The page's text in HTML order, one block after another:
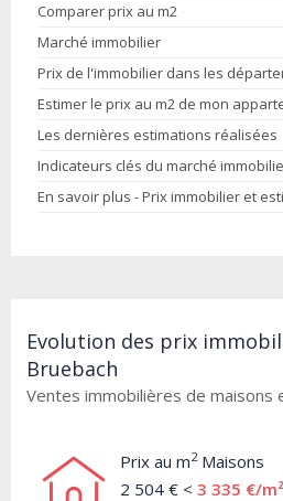
Comparer prix au m2
Marché immobilier
Prix de l'immobilier dans les
Estimer le prix au m2 de mon
Les dernières estimations réalisées
Indicateurs clés du marché
En savoir plus - Prix immobilier et
Evolution des prix
Bruebach
Ventes immobilières de
Prix au m2Maisons
2 504 € < 3 335 €/m²